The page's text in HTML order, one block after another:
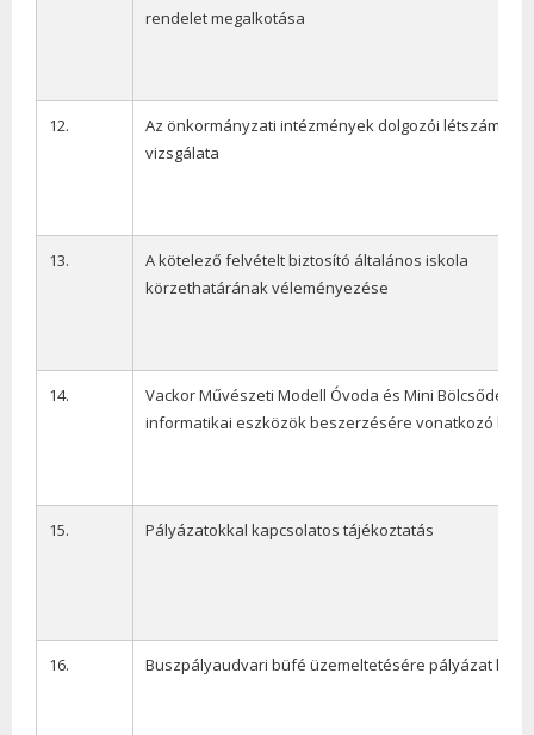
rendelet megalkotása
12.
Az önkormányzati intézmények dolgozói
vizsgálata
13.
A kötelező felvételt biztosító általános iskola
körzethatárának véleményezése
14.
Vackor Művészeti Modell Óvoda és Mini Bölcsőde
informatikai eszközök beszerzésére vonatkozó
15. Pályázatokkal kapcsolatos tájékoztatás
16. Buszpályaudvari büfé üzemeltetésére pályázat